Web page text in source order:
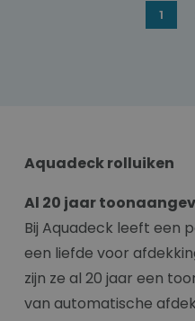
1
Aquadeck rolluiken
Al 20 jaar
Bij Aquadeck leeft een
een liefde voor
zijn ze al 20 jaar een
van automatische